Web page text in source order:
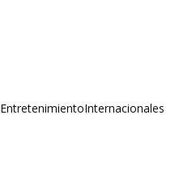
EntretenimientoInternacionales